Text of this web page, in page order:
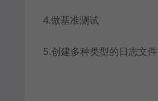
4.做基准测试
5.创建多种类型的日志文件